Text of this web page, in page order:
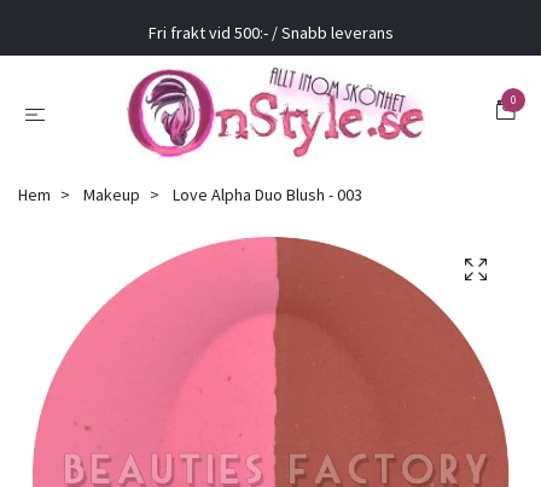
Fri frakt vid 500:- / Snabb leverans
0
Hem Makeup Love Alpha Duo Blush - 003